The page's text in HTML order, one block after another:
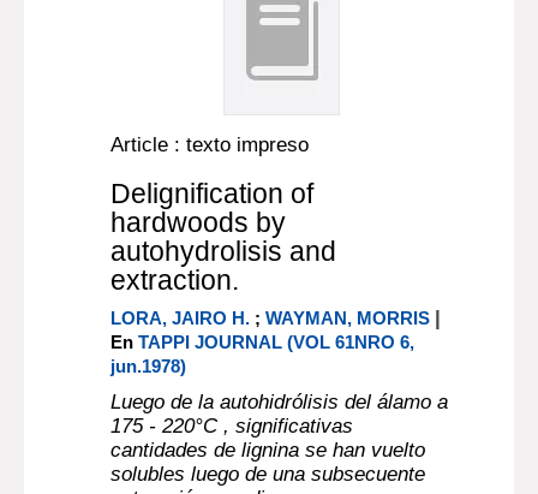
Article : texto impreso
Delignification of
hardwoods by
autohydrolisis and
extraction.
LORA, JAIRO H. ;WAYMAN, MORRIS |
EnTAPPI JOURNAL (VOL 61NRO 6,
jun.1978)
Luego de la autohidrólisis del álamo a
175 - 220°C , significativas
cantidades de lignina se han vuelto
solubles luego de una subsecuente